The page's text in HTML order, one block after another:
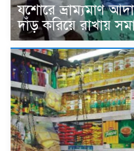
যশোরে ভ্রাম্যমাণ
দাঁড় করিয়ে রাখায়